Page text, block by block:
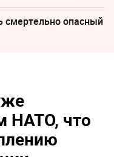
смертельно опасный
НАТО, что